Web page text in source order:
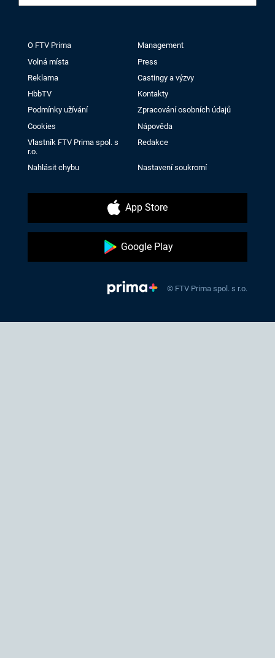
O FTV Prima
Management
Volná místa
Press
Reklama
Castingy a výzvy
HbbTV
Kontakty
Podmínky užívání
Zpracování osobních údajů
Cookies
Nápověda
Vlastník FTV Prima spol. s
r.o.
Redakce
Nahlásit chybu Nastavení soukromí
App Store
Google Play
© FTV Prima spol. s r.o.